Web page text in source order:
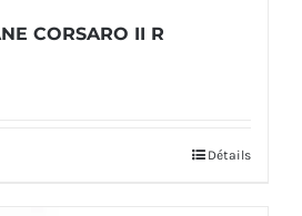
CORSARO II R
Détails